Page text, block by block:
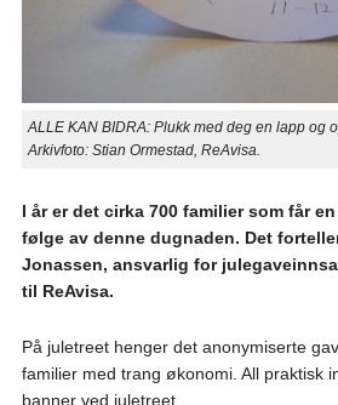
ALLE KAN BIDRA: Plukk med deg en lapp og
Arkivfoto: Stian Ormestad, ReAvisa.
I år er det cirka 700 familier som får
følge av denne dugnaden. Det
Jonassen, ansvarlig for
til ReAvisa.
På juletreet henger det anonymiserte
familier med trang økonomi. All praktisk
banner ved juletreet.